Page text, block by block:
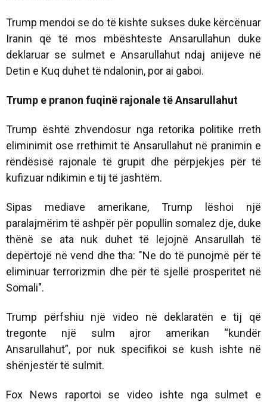
Trump mendoi se do të kishte sukses duke kërcënuar
Iranin që të mos mbështeste Ansarullahun duke
deklaruar se sulmet e Ansarullahut ndaj anijeve në
Detin e Kuq duhet të ndalonin, por ai gaboi.
Trump e pranon fuqinë rajonale të Ansarullahut
Trump është zhvendosur nga retorika politike rreth
eliminimit ose rrethimit të Ansarullahut në pranimin e
rëndësisë rajonale të grupit dhe përpjekjes për të
kufizuar ndikimin e tij të jashtëm.
Sipas mediave amerikane, Trump lëshoi ​​një
paralajmërim të ashpër për popullin somalez dje, duke
thënë se ata nuk duhet të lejojnë Ansarullah të
depërtojë në vend dhe tha: "Ne do të punojmë për të
eliminuar terrorizmin dhe për të sjellë prosperitet në
Somali".
Trump përfshiu një video në deklaratën e tij që
tregonte një sulm ajror amerikan “kundër
Ansarullahut”, por nuk specifikoi se kush ishte në
shënjestër të sulmit.
Fox News raportoi se video ishte nga sulmet e